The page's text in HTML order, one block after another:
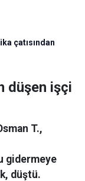
çatısından
düşen işçi
T.,
gidermeye
düştü.